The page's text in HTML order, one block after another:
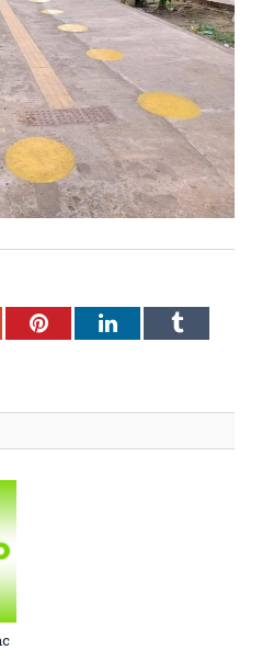
PinterestLinkedInTumblr